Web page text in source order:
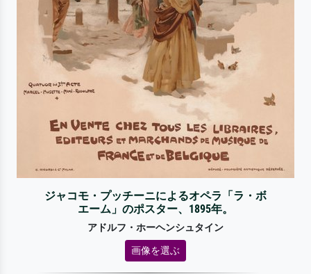
ジャコモ・プッチーニによるオペラ「ラ・ボ
エーム」のポスター、1895年。
アドルフ・ホーヘンシュタイン
画像を選ぶ